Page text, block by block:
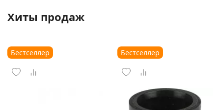
Хиты продаж
Бестселлер Бестселлер